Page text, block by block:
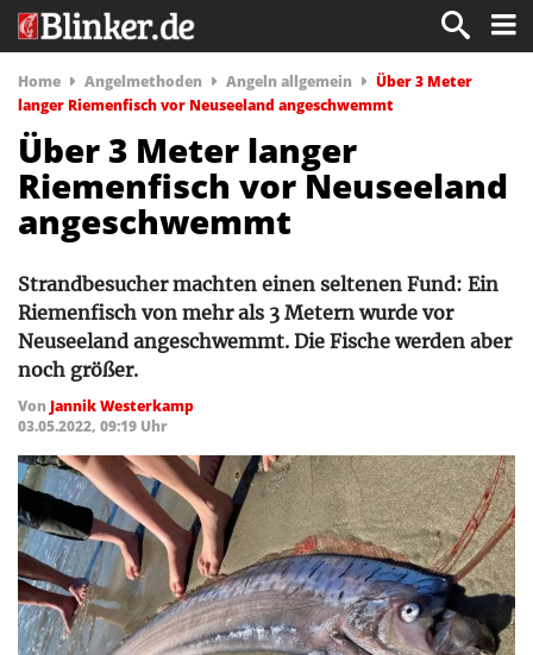
Home Angelmethoden Angeln allgemein
Über 3 Meter
langer Riemenfisch vor Neuseeland angeschwemmt
Über 3 Meter langer
Riemenfisch vor Neuseeland
angeschwemmt
Strandbesucher machten einen seltenen Fund: Ein
Riemenfisch von mehr als 3 Metern wurde vor
Neuseeland angeschwemmt. Die Fische werden aber
noch größer.
Von Jannik Westerkamp
03.05.2022, 09:19 Uhr